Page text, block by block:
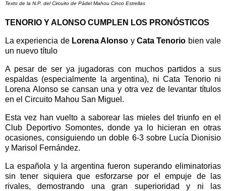
Texto de la N.P. del Circuito de Pádel Mahou Cinco Estrellas
TENORIO Y ALONSO CUMPLEN LOS PRONÓSTICOS
La experiencia de Lorena Alonso yCata Tenorio bien vale
un nuevo título
A pesar de ser ya jugadoras con muchos partidos a sus
espaldas (especialmente la argentina), ni Cata Tenorio ni
Lorena Alonso se cansan una y otra vez de levantar títulos
en el Circuito Mahou San Miguel.
Esta vez han vuelto a saborear las mieles del triunfo en el
Club Deportivo Somontes, donde ya lo hicieran en otras
ocasiones, consiguiendo un doble 6-3 sobre Lucía Dionisio
y Marisol Fernández.
La española y la argentina fueron superando eliminatorias
sin tener siquiera que esforzarse por el empuje de las
rivales, demostrando una gran superioridad y ni las